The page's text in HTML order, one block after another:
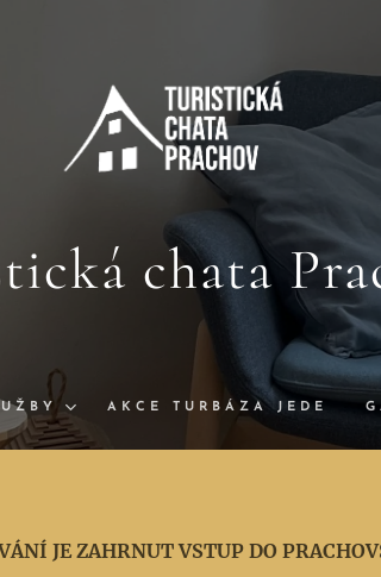
chata
AKCE TURBÁZA JEDE
JE ZAHRNUT VSTUP DO